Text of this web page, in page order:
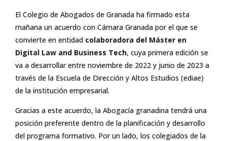
El Colegio de Abogados de Granada ha firmado esta
mañana un acuerdo con Cámara Granada por el que se
convierte en entidad colaboradora del Máster en
Digital Law and Business Tech, cuya primera edición se
va a desarrollar entre noviembre de 2022 y junio de 2023 a
través de la Escuela de Dirección y Altos Estudios (ediae)
de la institución empresarial.
Gracias a este acuerdo, la Abogacía granadina tendrá una
posición preferente dentro de la planificación y desarrollo
del programa formativo. Por un lado, los colegiados de la